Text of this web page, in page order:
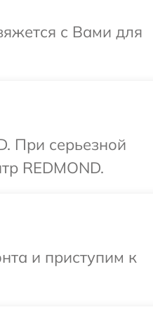
с Вами для
При серьезной
REDMOND.
и приступим к